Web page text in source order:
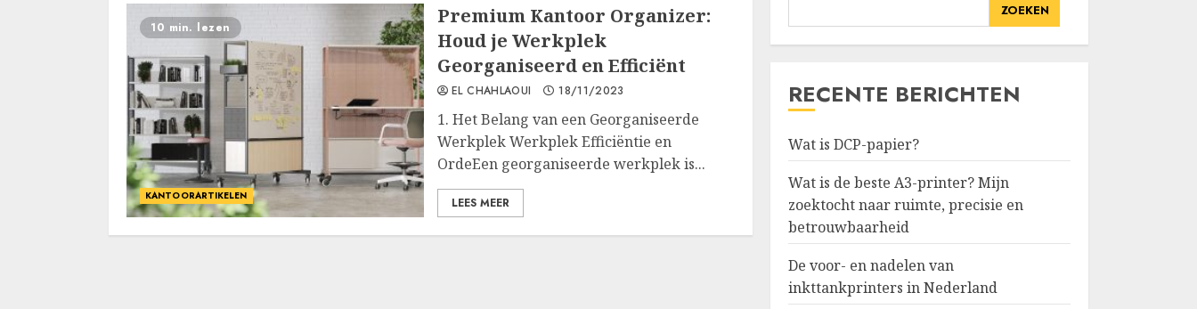
10 min. lezen
KANTOORARTIKELEN
Premium Kantoor Organizer:
Houd je Werkplek
Georganiseerd en Efficiënt
EL CHAHLAOUI 18/11/2023
1. Het Belang van een Georganiseerde
Werkplek Werkplek Efficiëntie en
OrdeEen georganiseerde werkplek is...
LEES MEER
ZOEKEN
RECENTE BERICHTEN
Wat is DCP-papier?
Wat is de beste A3-printer? Mijn
zoektocht naar ruimte, precisie en
betrouwbaarheid
De voor- en nadelen van
inkttankprinters in Nederland